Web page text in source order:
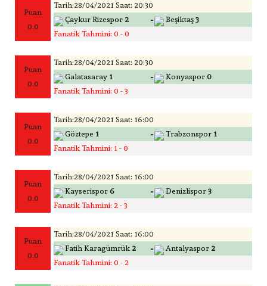
Puan
0.0
Tarih:28/04/2021 Saat: 20:30
Çaykur Rizespor 2 - Beşiktaş 3
Fanatik Tahmini: 0 - 0
Puan
0.0
Tarih:28/04/2021 Saat: 20:30
Galatasaray 1 - Konyaspor 0
Fanatik Tahmini: 0 - 3
Puan
0.0
Tarih:28/04/2021 Saat: 16:00
Göztepe 1 - Trabzonspor 1
Fanatik Tahmini: 1 - 0
Puan
0.0
Tarih:28/04/2021 Saat: 16:00
Kayserispor 6 - Denizlispor 3
Fanatik Tahmini: 2 - 3
Puan
0.0
Tarih:28/04/2021 Saat: 16:00
Fatih Karagümrük 2 - Antalyaspor 2
Fanatik Tahmini: 0 - 2